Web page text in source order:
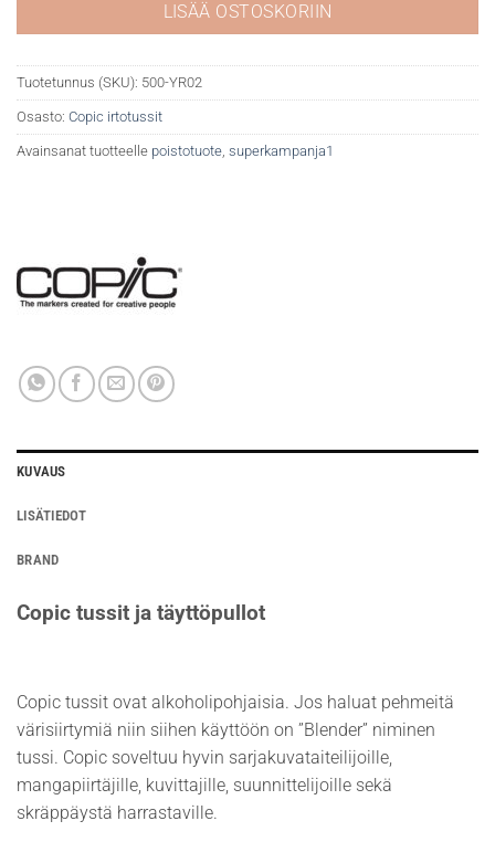
LISÄÄ OSTOSKORIIN
Tuotetunnus (SKU): 500-YR02
Osasto: Copic irtotussit
Avainsanat tuotteelle poistotuote, superkampanja1
KUVAUS
LISÄTIEDOT
BRAND
Copic tussit ja täyttöpullot
Copic tussit ovat alkoholipohjaisia. Jos haluat pehmeitä
värisiirtymiä niin siihen käyttöön on ”Blender” niminen
tussi. Copic soveltuu hyvin sarjakuvataiteilijoille,
mangapiirtäjille, kuvittajille, suunnittelijoille sekä
skräppäystä harrastaville.